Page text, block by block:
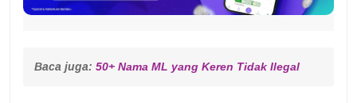
Baca juga: 50+ Nama ML yang Keren Tidak Ilegal